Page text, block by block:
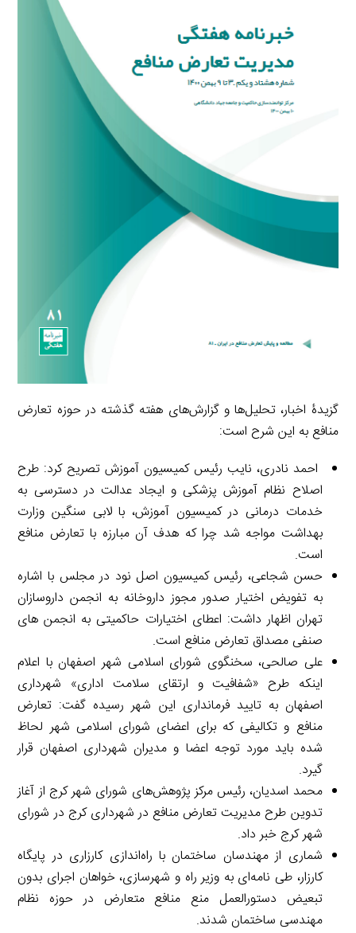
گزیدۀ اخبار، تحلیل‌ها و گزارش‌های هفته گذشته در حوزه تعارض
منافع به این شرح است:
‌ احمد نادری، نایب رئیس کمیسیون آموزش تصریح کرد: طرح
اصلاح نظام آموزش پزشکی و ایجاد عدالت در دسترسی به
خدمات درمانی در کمیسیون آموزش، با لابی سنگین وزارت
بهداشت مواجه شد چرا که هدف آن مبارزه با تعارض منافع
است.
حسن شجاعی، رئیس کمیسیون اصل نود در مجلس با اشاره
به تفویض اختیار صدور مجوز ‎داروخانه به انجمن داروسازان
تهران اظهار داشت: اعطای اختیارات حاکمیتی به انجمن های
صنفی مصداق ‎تعارض منافع است.
علی صالحی، سخنگوی شورای اسلامی شهر اصفهان با اعلام
اینکه طرح «شفافیت و ارتقای سلامت اداری» شهرداری
اصفهان به تایید فرمانداری این شهر رسیده گفت: تعارض
منافع و تکالیفی که برای اعضای شورای اسلامی شهر لحاظ
شده باید مورد توجه اعضا و مدیران شهرداری اصفهان قرار
گیرد.
محمد اسدیان، رئیس مرکز پژوهش‌های شورای شهر کرج از آغاز
تدوین طرح مدیریت تعارض منافع در شهرداری کرج در شورای
شهر کرج خبر داد.
شماری از مهندسان ساختمان با راه‌اندازی کارزاری در پایگاه
کارزار، طی نامه‌ای به وزیر راه و شهرسازی، خواهان اجرای بدون
تبعیض دستورالعمل منع منافع متعارض در حوزه نظام
مهندسی ساختمان شدند.